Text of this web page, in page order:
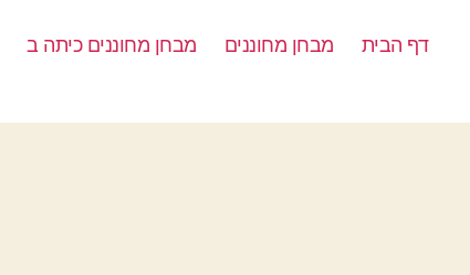
דף הבית מבחן מחוננים מבחן מחוננים כיתה ב